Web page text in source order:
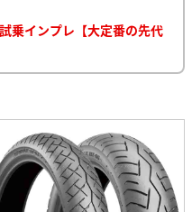
乗インプレ【大定番の先代